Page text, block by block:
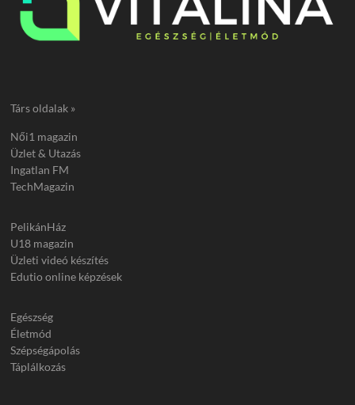
Társ oldalak »
Női1 magazin
Üzlet & Utazás
Ingatlan FM
TechMagazin
PelikánHáz
U18 magazin
Üzleti videó készítés
Edutio online képzések
Egészség
Életmód
Szépségápolás
Táplálkozás